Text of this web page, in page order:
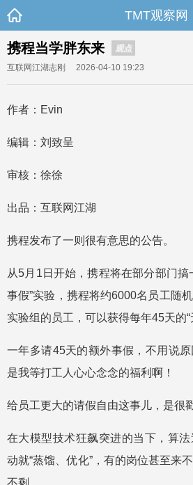
TMT观察网
携程当学胖东来 观点
互联网江湖志刚 2026-04-10 19:23
作者：Evin
编辑：刘致呈
审核：徐徐
出品：互联网江湖
携程发布了一则很有意思的公告。
从5月1日开始，携程将在部分部门搞
事假”实验，携程将约6000名员工随
实验组的员工，可以获得每年45天的“
一年多请45天的额外事假，不用说
是我等打工人心心念念的福利啊！
给员工更大的请假自由这事儿，是很
在大模型技术狂飙突进的当下，算
动就“蒸馏、优化”，有的岗位甚至来
不剩。